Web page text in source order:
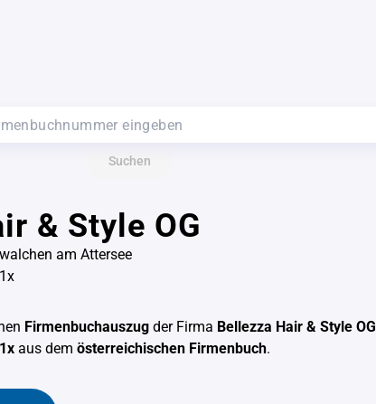
Suchen
& Style OG
am Attersee
Firmenbuchauszug der Firma Bellezza Hair & Style OG
aus dem österreichischen Firmenbuch.